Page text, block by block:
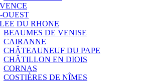
OUEST
DU RHONE
BEAUMES DE VENISE
CAIRANNE
CHÂTEAUNEUF DU PAPE
CHÂTILLON EN DIOIS
CORNAS
COSTIÈRES DE NÎMES